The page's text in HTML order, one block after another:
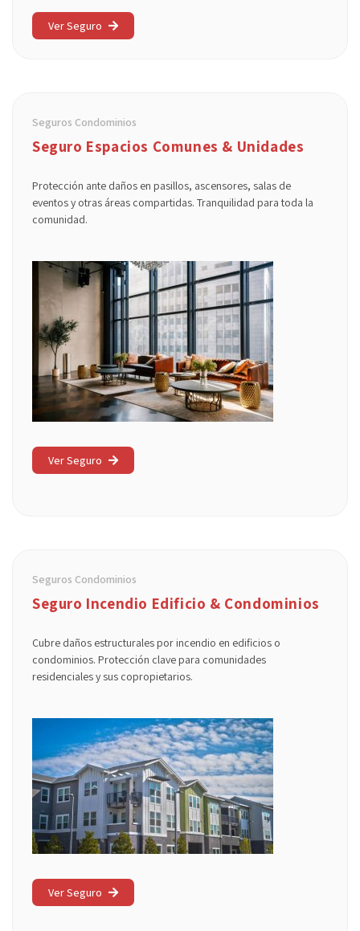
Ver Seguro
Seguros Condominios
Seguro Espacios Comunes & Unidades
Protección ante daños en pasillos, ascensores, salas de
eventos y otras áreas compartidas. Tranquilidad para toda la
comunidad.
Ver Seguro
Seguros Condominios
Seguro Incendio Edificio & Condominios
Cubre daños estructurales por incendio en edificios o
condominios. Protección clave para comunidades
residenciales y sus copropietarios.
Ver Seguro